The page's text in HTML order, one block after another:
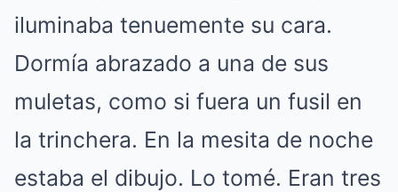
iluminaba tenuemente su cara.
Dormía abrazado a una de sus
muletas, como si fuera un fusil en
la trinchera. En la mesita de noche
estaba el dibujo. Lo tomé. Eran tres